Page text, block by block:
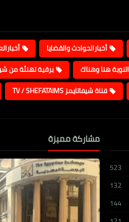
أخبارالحوادث والقضايا
النوبة هنا وهناك برقية تهنئة من
قناة شيفاتايمز TV / SHEFATAIMS
523
132
144
مشاركة مميزة